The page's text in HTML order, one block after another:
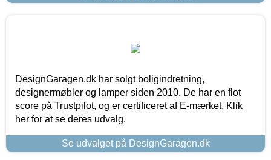
DesignGaragen.dk har solgt boligindretning,
designermøbler og lamper siden 2010. De har en flot
score på Trustpilot, og er certificeret af E-mærket. Klik
her for at se deres udvalg.
Se udvalget på DesignGaragen.dk